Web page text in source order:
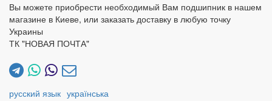
Вы можете приобрести необходимый Вам подшипник в нашем
магазине в Киеве, или заказать доставку в любую точку
Украины
ТК "НОВАЯ ПОЧТА"
русский язык українська